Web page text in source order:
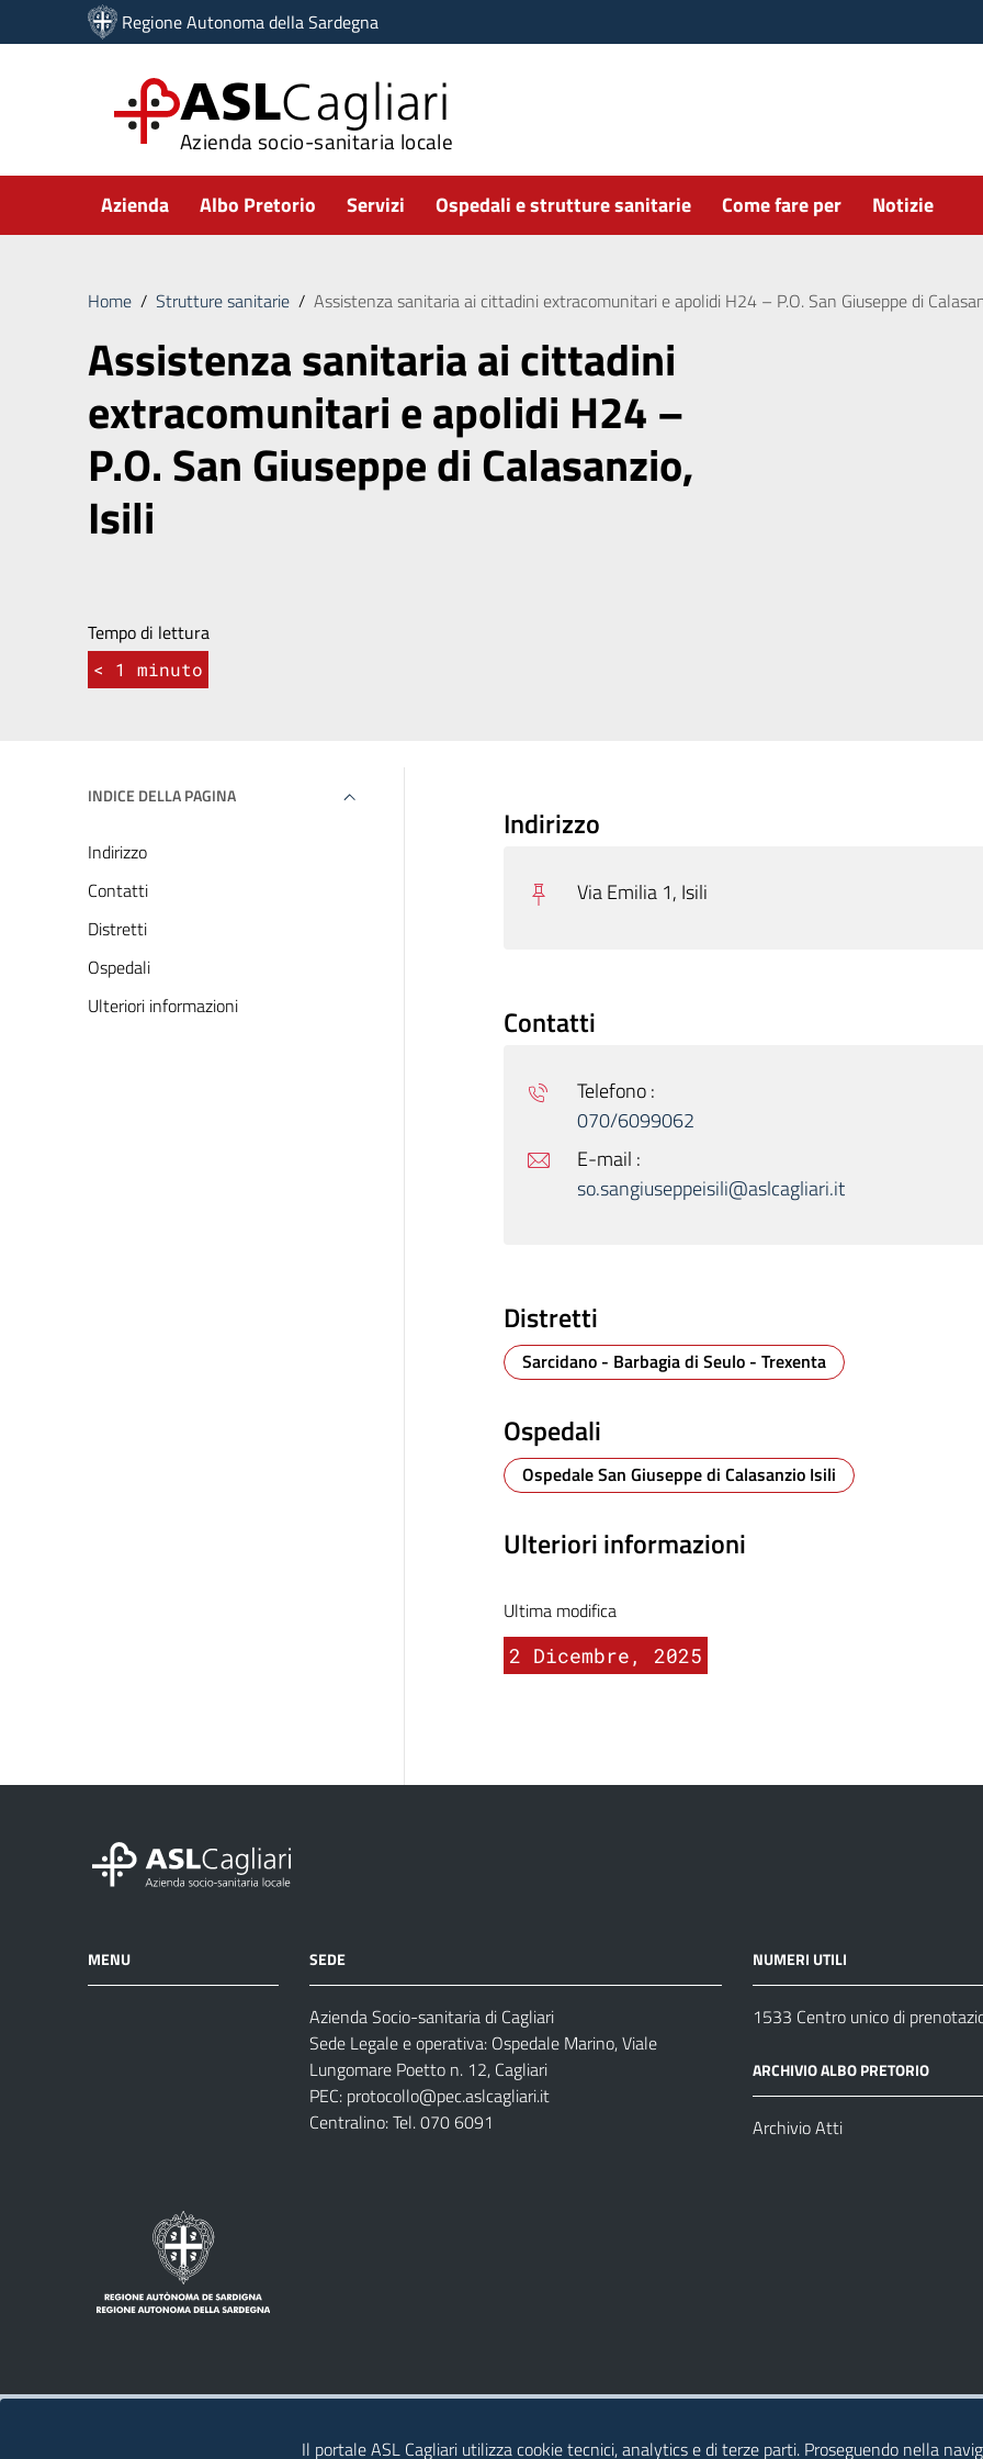
Vai ai contenuti
Vai al menu di navigazione
Regione Autonoma della Sardegna
ASLCagliari
Azienda socio-sanitaria locale
Submenu
Azienda Albo Pretorio Servizi Ospedali e strutture sanitarie Come fare per Notizie
Home / Strutture sanitarie / Assistenza sanitaria ai cittadini extracomunitari e apolidi H24 – P.O. San Giuseppe di
Assistenza sanitaria ai cittadini
extracomunitari e apolidi H24 –
P.O. San Giuseppe di Calasanzio,
Isili
Tempo di lettura
< 1 minuto
INDICE DELLA PAGINA
Indirizzo
Contatti
Distretti
Ospedali
Ulteriori informazioni
Indirizzo
Via Emilia 1, Isili
Contatti
Telefono :
070/6099062
E-mail :
so.sangiuseppeisili@aslcagliari.it
Distretti
Sarcidano - Barbagia di Seulo - Trexenta
Ospedali
Ospedale San Giuseppe di Calasanzio Isili
Ulteriori informazioni
Ultima modifica
2 Dicembre, 2025
MENU SEDE
Azienda Socio-sanitaria di Cagliari
Sede Legale e operativa: Ospedale Marino, Viale
Lungomare Poetto n. 12, Cagliari
PEC: protocollo@pec.aslcagliari.it
Centralino: Tel. 070 6091
NUMERI UTILI
1533 Centro unico di
ARCHIVIO ALBO PRETORIO
Archivio Atti
Il portale ASL Cagliari utilizza cookie tecnici, analytics e di terze parti. Proseguendo nella